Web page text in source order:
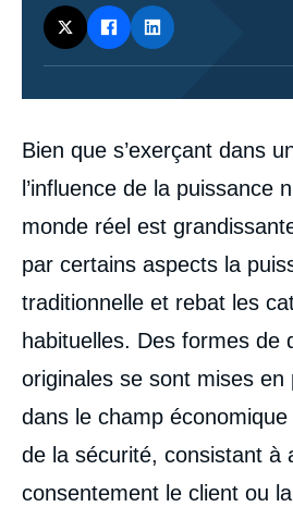
Corps
analyses
Bien que s’exerçant dans
l’influence de la puissance
monde réel est
par certains aspects la
traditionnelle et rebat les
habituelles. Des formes de
originales se sont mises en
dans le champ
de la sécurité, consistant à
consentement le client ou